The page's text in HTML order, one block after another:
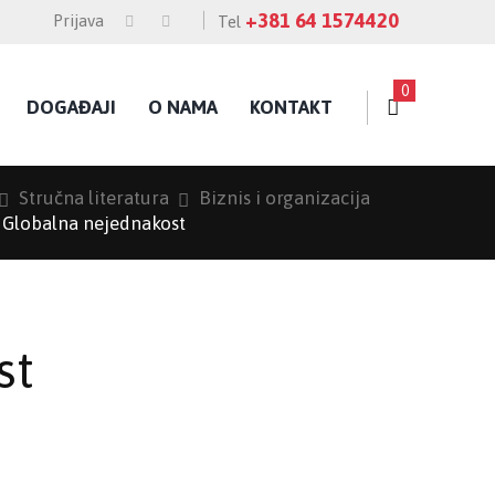
Tel +381 64 1574420
Prijava
DOGAĐAJI O NAMA KONTAKT
0
Stručna literatura
Biznis i organizacija
Globalna nejednakost